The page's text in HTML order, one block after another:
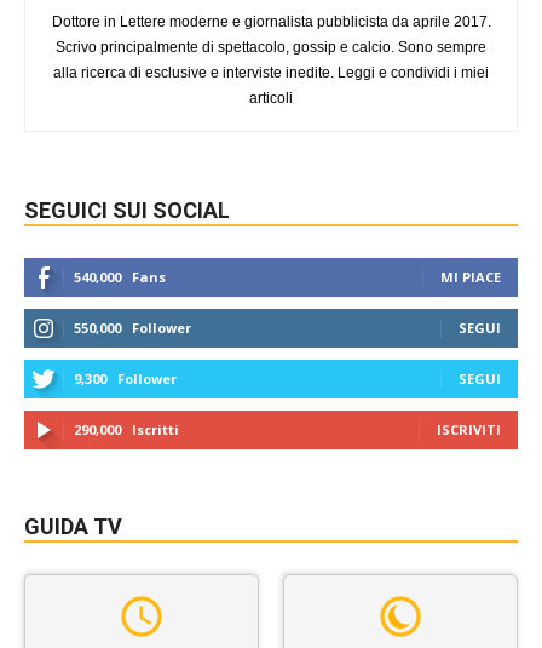
Dottore in Lettere moderne e giornalista pubblicista da aprile 2017.
Scrivo principalmente di spettacolo, gossip e calcio. Sono sempre
alla ricerca di esclusive e interviste inedite. Leggi e condividi i miei
articoli
SEGUICI SUI SOCIAL
540,000 Fans MI PIACE
550,000 Follower SEGUI
9,300 Follower SEGUI
290,000 Iscritti ISCRIVITI
GUIDA TV